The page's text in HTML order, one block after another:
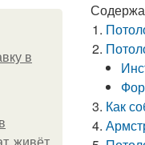
в
живёт
Как